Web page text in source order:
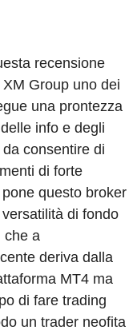
recensione
Group uno dei
una prontezza
info e degli
consentire di
di forte
questo broker
di fondo
che a
deriva dalla
MT4 ma
di fare trading
un trader neofita